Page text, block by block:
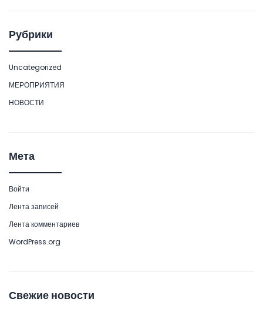
Рубрики
Uncategorized
МЕРОПРИЯТИЯ
НОВОСТИ
Мета
Войти
Лента записей
Лента комментариев
WordPress.org
Свежие новости